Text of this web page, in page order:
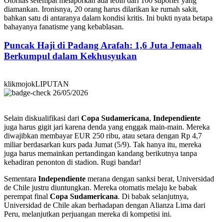
diamankan. Ironisnya, 20 orang harus dilarikan ke rumah sakit,
bahkan satu di antaranya dalam kondisi kritis. Ini bukti nyata betapa
bahayanya fanatisme yang kebablasan.
Puncak Haji di Padang Arafah: 1,6 Juta Jemaah
Berkumpul dalam Kekhusyukan
klikmojokLIPUTAN
26/05/2026
Selain diskualifikasi dari Copa Sudamericana, Independiente
juga harus gigit jari karena denda yang enggak main-main. Mereka
diwajibkan membayar EUR 250 ribu, atau setara dengan Rp 4,7
miliar berdasarkan kurs pada Jumat (5/9). Tak hanya itu, mereka
juga harus memainkan pertandingan kandang berikutnya tanpa
kehadiran penonton di stadion. Rugi bandar!
Sementara Independiente merana dengan sanksi berat, Universidad
de Chile justru diuntungkan. Mereka otomatis melaju ke babak
perempat final Copa Sudamericana. Di babak selanjutnya,
Universidad de Chile akan berhadapan dengan Alianza Lima dari
Peru, melanjutkan perjuangan mereka di kompetisi ini.